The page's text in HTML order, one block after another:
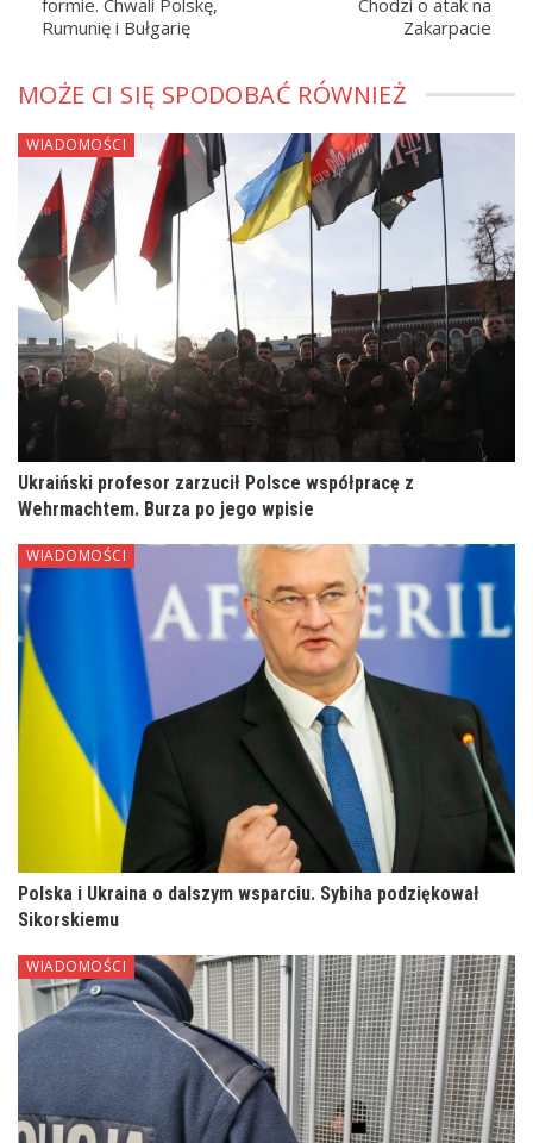
formie. Chwali Polskę,
Rumunię i Bułgarię
Chodzi o atak na
Zakarpacie
MOŻE CI SIĘ SPODOBAĆ RÓWNIEŻ
WIADOMOŚCI
Ukraiński profesor zarzucił Polsce współpracę z
Wehrmachtem. Burza po jego wpisie
WIADOMOŚCI
Polska i Ukraina o dalszym wsparciu. Sybiha podziękował
Sikorskiemu
WIADOMOŚCI